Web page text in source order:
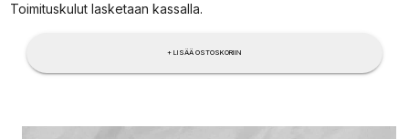
Toimituskulut lasketaan kassalla.
+ LISÄÄ OSTOSKORIIN